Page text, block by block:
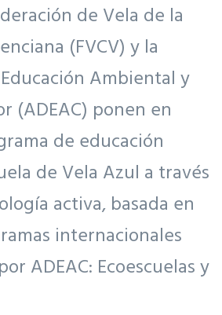
de Vela de la
(FVCV) y la
Ambiental y
(ADEAC) ponen en
de educación
de Vela Azul a través
activa, basada en
internacionales
ADEAC: Ecoescuelas y